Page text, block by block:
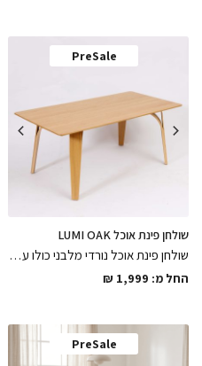
PreSale
שולחן פינת אוכל LUMI OAK
שולחן פינת אוכל נורדי מלבני כולו עשוי עץ אלון מלא קל ופרקטי לניקיון במגוון גדלים לבחירה צבוע בלכה מט בגימור מושלם
החל מ: ₪ 1,999
PreSale